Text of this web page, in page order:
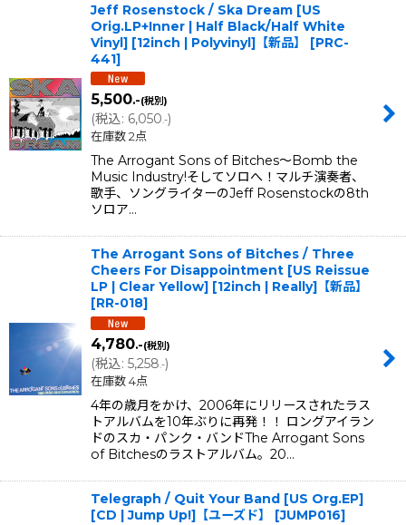
Jeff Rosenstock / Ska Dream [US
Orig.LP+Inner | Half Black/Half White
Vinyl] [12inch | Polyvinyl]【新品】
[PRC-
441]
5,500.-(税別)
(税込: 6,050.-)
在庫数 2点
The Arrogant Sons of Bitches〜Bomb the
Music Industry!そしてソロへ！マルチ演奏者、
歌手、ソングライターのJeff Rosenstockの8th
ソロア…
The Arrogant Sons of Bitches / Three
Cheers For Disappointment [US Reissue
LP | Clear Yellow] [12inch | Really]【新品】
[RR-018]
4,780.-(税別)
(税込: 5,258.-)
在庫数 4点
4年の歳月をかけ、2006年にリリースされたラス
トアルバムを10年ぶりに再発！！ ロングアイラン
ドのスカ・パンク・バンドThe Arrogant Sons
of Bitchesのラストアルバム。20…
Telegraph / Quit Your Band [US Org.EP]
[CD | Jump Up!]【ユーズド】
[JUMP016]